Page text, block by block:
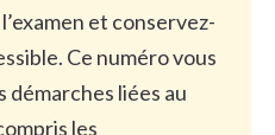
et conservez-
Ce numéro vous
liées au
les